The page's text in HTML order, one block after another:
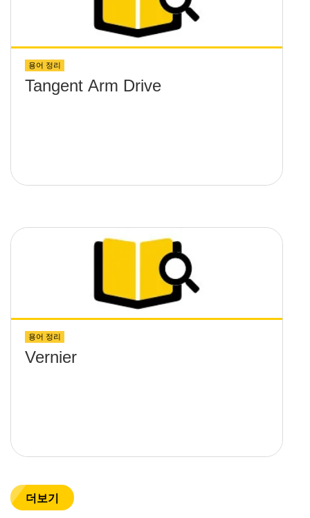
용어 정리
Tangent Arm Drive
용어 정리
Vernier
더보기